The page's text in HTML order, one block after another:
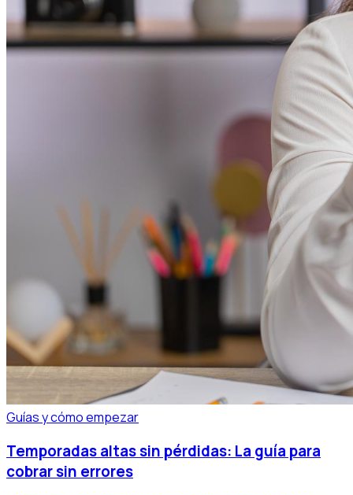
Guías y cómo empezar
Temporadas altas sin pérdidas: La guía para
cobrar sin errores